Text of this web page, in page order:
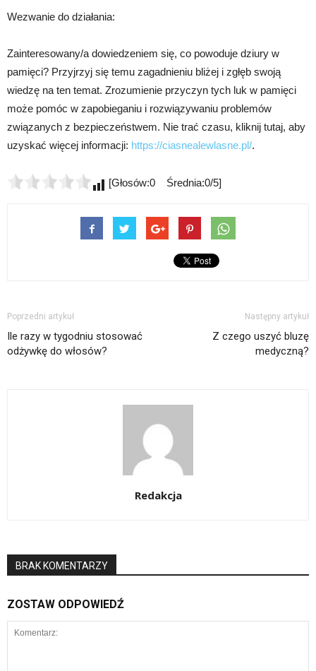
Wezwanie do działania:
Zainteresowany/a dowiedzeniem się, co powoduje dziury w
pamięci? Przyjrzyj się temu zagadnieniu bliżej i zgłęb swoją
wiedzę na ten temat. Zrozumienie przyczyn tych luk w pamięci
może pomóc w zapobieganiu i rozwiązywaniu problemów
związanych z bezpieczeństwem. Nie trać czasu, kliknij tutaj, aby
uzyskać więcej informacji: https://ciasnealewlasne.pl/.
[Głosów:0 Średnia:0/5]
Poprzedni artykuł
Ile razy w tygodniu stosować
odżywkę do włosów?
Następny artykuł
Z czego uszyć bluzę
medyczną?
Redakcja
BRAK KOMENTARZY
ZOSTAW ODPOWIEDŹ